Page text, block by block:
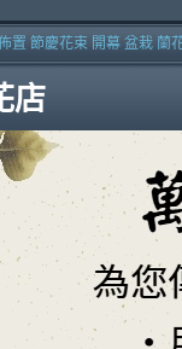
店
置 節慶花束 開幕 盆栽 蘭